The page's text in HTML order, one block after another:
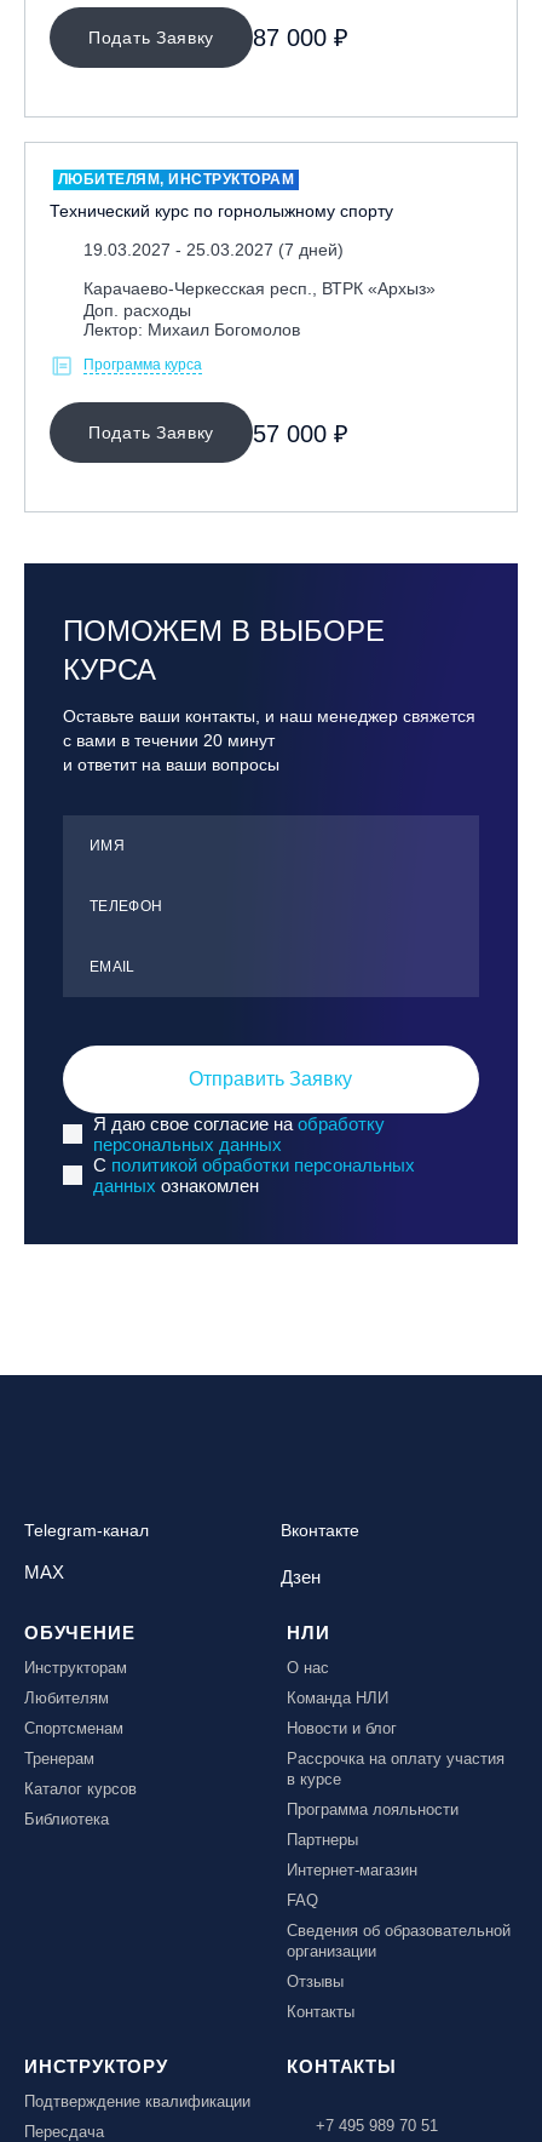
Подать Заявку 87 000 ₽
ЛЮБИТЕЛЯМ, ИНСТРУКТОРАМ
Технический курс по горнолыжному спорту
19.03.2027 - 25.03.2027 (7 дней)
Карачаево-Черкесская респ., ВТРК «Архыз»
Доп. расходы
Лектор: Михаил Богомолов
Программа курса
Подать Заявку 57 000 ₽
ПОМОЖЕМ В ВЫБОРЕ
КУРСА
Оставьте ваши контакты, и наш менеджер свяжется
с вами в течении 20 минут
и ответит на ваши вопросы
ИМЯ
ТЕЛЕФОН
ЕMАIL
Отправить Заявку
Я даю свое согласие на обработку
персональных данных
C политикой обработки персональных
данных ознакомлен
Telegram-канал Вконтакте
MAX Дзен
ОБУЧЕНИЕ
Инструкторам
Любителям
Спортсменам
Тренерам
Каталог курсов
Библиотека
НЛИ
О нас
Команда НЛИ
Новости и блог
Рассрочка на оплату участия
в курсе
Программа лояльности
Партнеры
Интернет-магазин
FAQ
Сведения об образовательной
организации
Отзывы
Контакты
ИНСТРУКТОРУ
Подтверждение квалификации
Пересдача
КОНТАКТЫ
+7 495 989 70 51